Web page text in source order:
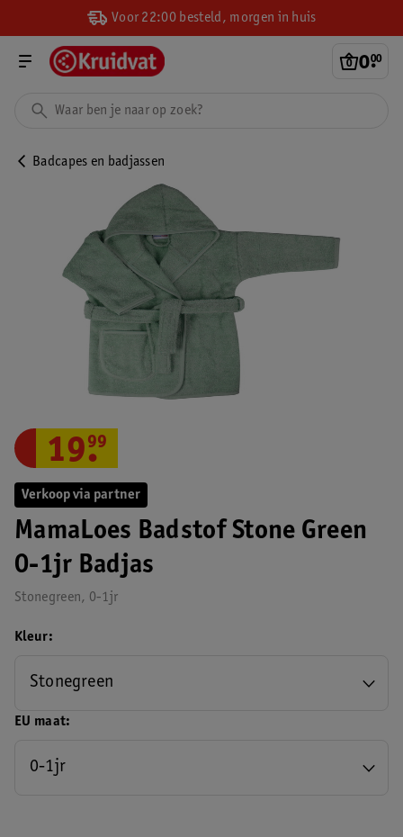
Voor 22:00 besteld, morgen in huis
0.
00
Badcapes en badjassen
Verkoop via partner
MamaLoes Badstof Stone Green
0-1jr Badjas
Stonegreen, 0-1jr
19.
99
EU maat
0-1jr
Kleur
Stonegreen